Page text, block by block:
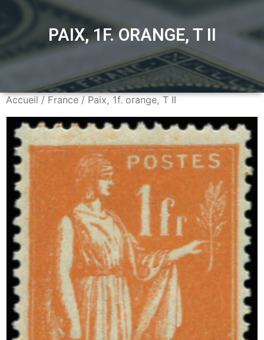
PAIX, 1F. ORANGE, T II
Accueil / France / Paix, 1f. orange, T II